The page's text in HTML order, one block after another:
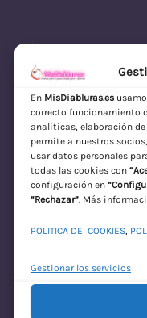
En MisDiabluras.es
correcto funcionamiento
analíticas, elaboración
permite a nuestros
usar datos personales
todas las cookies con
configuración en
“Rechazar”. Más
POLITICA DE COOKIES,
Gestionar los servicios
MisDiabluras |
Discreto en
Acceder